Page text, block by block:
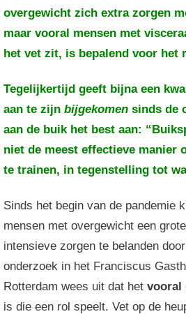
overgewicht zich extra zorgen
maar vooral mensen met
het vet zit, is bepalend voor het
Tegelijkertijd geeft bijna een
aan te zijn bijgekomen sinds de
aan de buik het best aan:
niet de meest effectieve manier
te trainen, in tegenstelling tot
Sinds het begin van de pandemie
mensen met overgewicht een
intensieve zorgen te belanden
onderzoek in het Franciscus
Rotterdam wees uit dat het vooral
is die een rol speelt. Vet op de